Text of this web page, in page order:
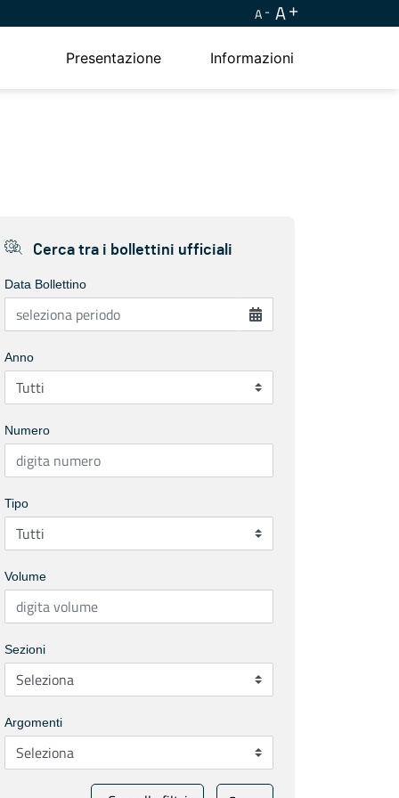
A A
Presentazione Informazioni
Cerca tra i bollettini ufficiali
Data Bollettino
Anno
Numero
Tipo
Volume
Sezioni
Argomenti